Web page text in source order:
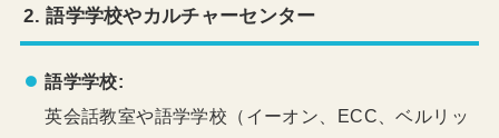
2.語学学校やカルチャーセンター
語学学校:
英会話教室や語学学校（イーオン、ECC、ベルリッ